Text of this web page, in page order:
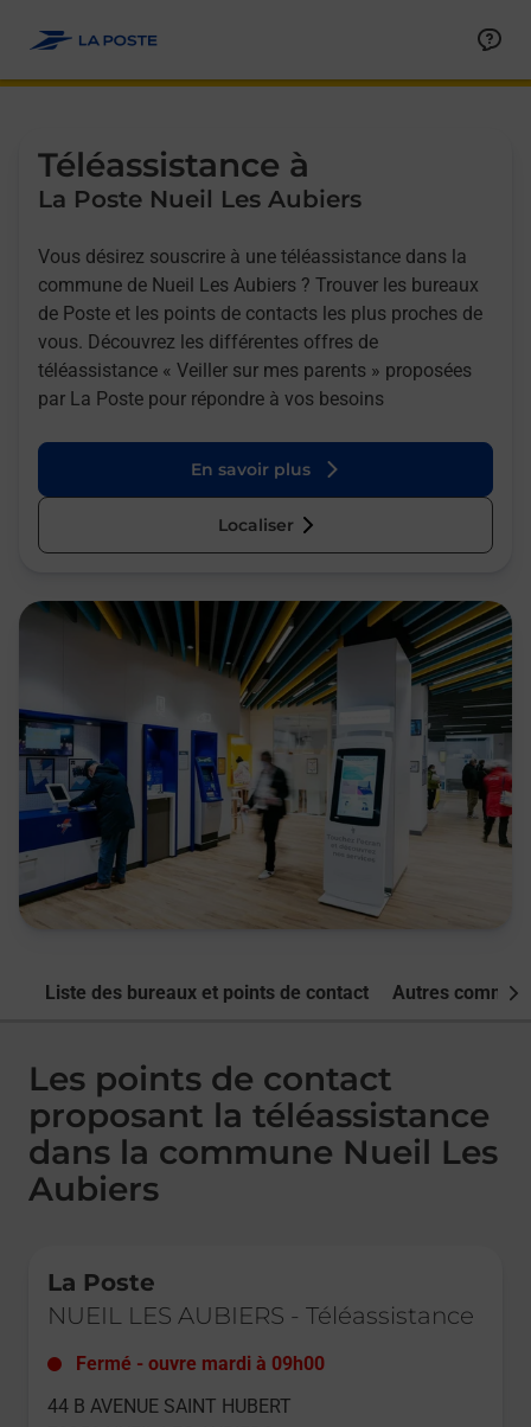
Téléassistance à
La Poste Nueil Les Aubiers
Vous désirez souscrire à une téléassistance dans la
commune de Nueil Les Aubiers ? Trouver les bureaux
de Poste et les points de contacts les plus proches de
vous. Découvrez les différentes offres de
téléassistance « Veiller sur mes parents » proposées
par La Poste pour répondre à vos besoins
En savoir plus
Localiser
Liste des bureaux et points de contact Autres
Les points de contact
proposant la téléassistance
dans la commune Nueil Les
Aubiers
La Poste
NUEIL LES AUBIERS - Téléassistance
Fermé - ouvre mardi à 09h00
44 B AVENUE SAINT HUBERT